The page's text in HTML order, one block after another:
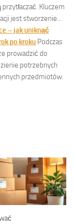
Kluczem
jest stworzenie...
– jak uniknąć
po kroku Podczas
prowadzić do
potrzebnych
przedmiotów.